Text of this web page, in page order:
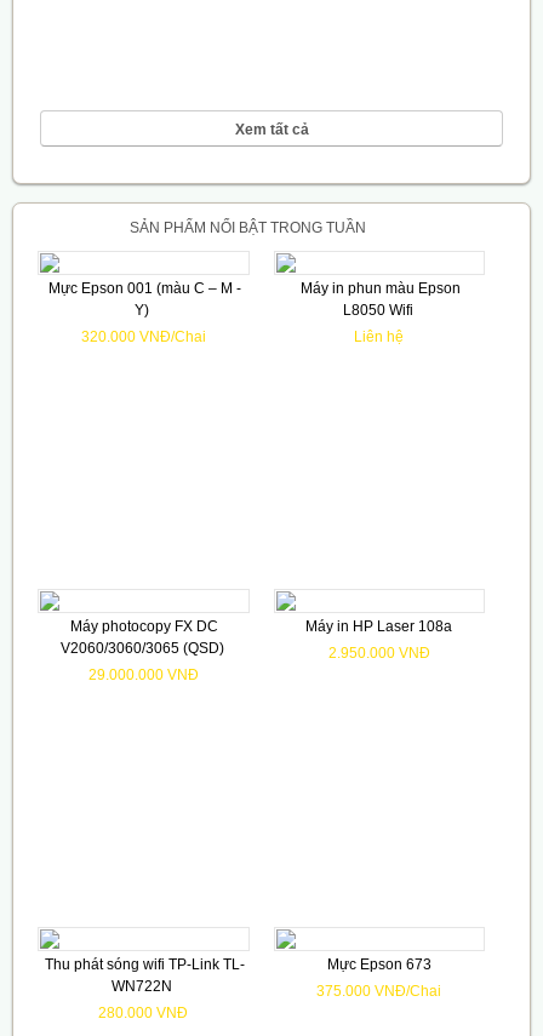
Xem tất cả
SẢN PHẨM NỔI BẬT TRONG TUẦN
Mực Epson 001 (màu C – M -
Y)
320.000 VNĐ/Chai
Máy in phun màu Epson
L8050 Wifi
Liên hệ
Máy photocopy FX DC
V2060/3060/3065 (QSD)
29.000.000 VNĐ
Máy in HP Laser 108a
2.950.000 VNĐ
Thu phát sóng wifi TP-Link TL-
WN722N
280.000 VNĐ
Mực Epson 673
375.000 VNĐ/Chai